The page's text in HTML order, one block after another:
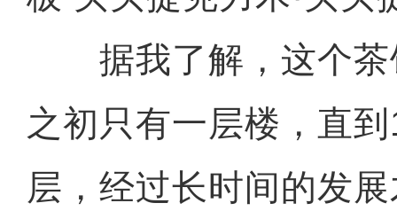
据我了解，这个茶
之初只有一层楼，直
层，经过长时间的发